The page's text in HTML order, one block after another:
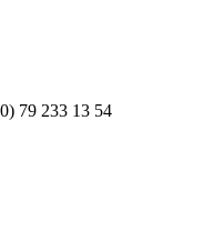
79 233 13 54